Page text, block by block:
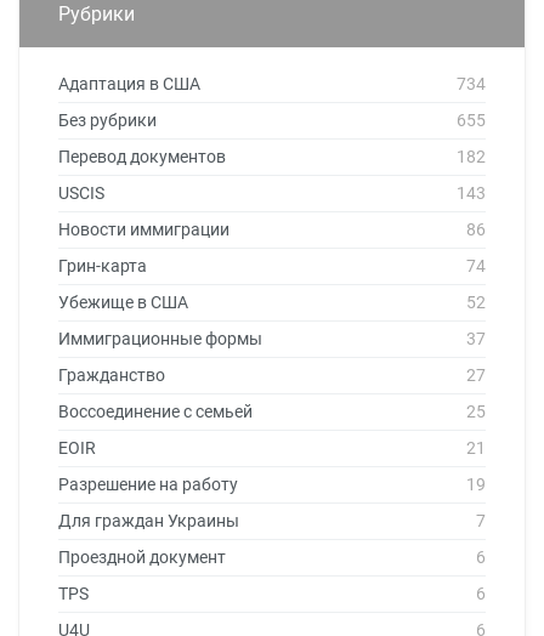
Рубрики
Адаптация в США
734
Без рубрики
655
Перевод документов
182
USCIS
143
Новости иммиграции
86
Грин-карта
74
Убежище в США
52
Иммиграционные формы
37
Гражданство
27
Воссоединение с семьей
25
EOIR
21
Разрешение на работу
19
Для граждан Украины
7
Проездной документ
6
TPS
6
U4U
6